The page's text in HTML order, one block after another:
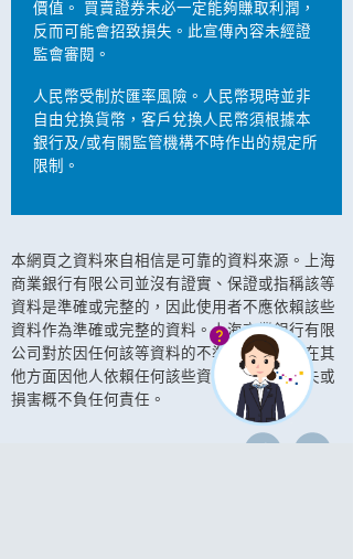
價值。 買賣證券未必一定能夠賺取利潤，
反而可能會招致損失。此宣傳內容未經證
監會審閱。
人民幣受制於匯率風險。人民幣現時並非
自由兌換貨幣，客戶兌換人民幣須根據本
銀行及/或有關監管機構不時作出的規定所
限制。
本網頁之資料來自相信是可靠的資料來源。上海
商業銀行有限公司並沒有證實、保證或指稱該等
資料是準確或完整的，因此使用者不應依賴該些
資料作為準確或完整的資料。上海商業銀行有限
公司對於因任何該等資料的不準確或遺漏或在其
他方面因他人依賴任何該些資料而產生之損失或
損害概不負任何責任。